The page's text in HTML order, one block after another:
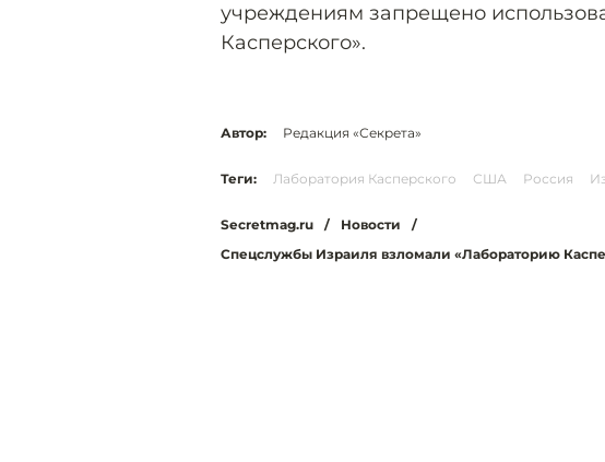
учреждениям запрещено
Касперского».
Автор: Редакция «Секрета»
Теги: Лаборатория Касперского США Россия
Secretmag.ru / Новости
/
Спецслужбы Израиля взломали «Лабораторию